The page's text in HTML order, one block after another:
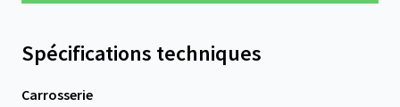
Spécifications techniques
Carrosserie